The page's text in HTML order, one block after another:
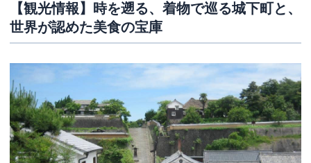
【観光情報】時を遡る、着物で巡る城下町と、
世界が認めた美食の宝庫